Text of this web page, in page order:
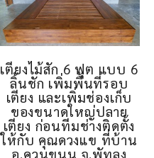
เตียงไม้สัก 6 ฟุต แบบ 6
ลิ้นชัก เพิ่มพื้นที่รอบ
เตียง และเพิ่มช่องเก็บ
ของขนาดใหญ่ปลาย
เตียง ก่อนทีมช่างติดตั้ง
ให้กับ คุณดวงแข ที่บ้าน
อ.ควนขนุน จ.พัทลุง